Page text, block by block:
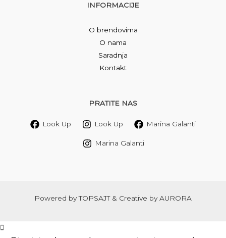
INFORMACIJE
O brendovima
O nama
Saradnja
Kontakt
PRATITE NAS
Look Up Look Up Marina Galanti
Marina Galanti
Powered byTOPSAJT& Creative byAURORA